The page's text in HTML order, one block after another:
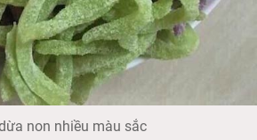
non nhiều màu sắc